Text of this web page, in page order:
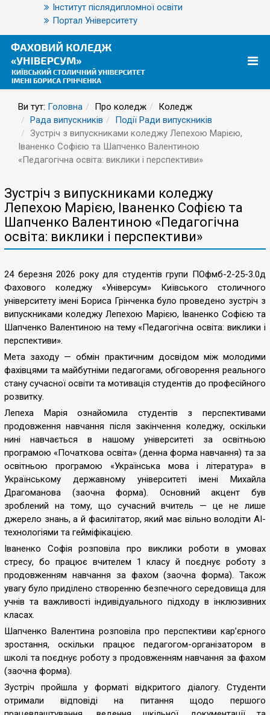
Інститут післядипломної освіти
Портал Університету
Ви тут: Головна Про коледж
Коледж
Рада випускників
Події Ради випускників
Зустріч з випускниками коледжу Лепехою Марією,
Іваненко Софією та Шапченко Валентиною
«Педагогічна освіта: виклики і перспективи»
Зустріч з випускниками коледжу
Лепехою Марією, Іваненко Софією та
Шапченко Валентиною «Педагогічна
освіта: виклики і перспективи»
24 березня 2026 року для студентів групи ПОфмб-2-25-3.0д
Фахового коледжу «Універсум» Київського столичного
університету імені Бориса Грінченка було проведено зустріч з
випускниками коледжу Лепехою Марією, Іваненко Софією та
Шапченко Валентиною на тему «Педагогічна освіта: виклики і
перспективи».
Мета заходу — обмін практичним досвідом між молодими
фахівцями та майбутніми педагогами, обговорення реального
стану сучасної освіти та мотивація студентів до професійного
розвитку.
Лепеха Марія ознайомила студентів з перспективами
продовження навчання після закінчення коледжу, оскільки
нині навчається в нашому університеті за освітньою
програмою «Початкова освіта» (денна форма навчання) та за
освітньою програмою «Українська мова і література» в
Українському державному університеті імені Михайла
Драгоманова (заочна форма). Основний акцент був
зроблений на тому, що сучасний вчитель — це не лише
джерело знань, а й фасилітатор, який має вільно володіти AI-
технологіями та гейміфікацією.
Іваненко Софія розповіла про виклики роботи в умовах
стресу, бо працює вчителем 1 класу й поєднує роботу з
продовженням навчання за фахом (заочна форма). Також
увагу було приділено створенню безпечного середовища для
учнів та важливості індивідуального підходу в інклюзивних
класах.
Шапченко Валентина розповіла про перспективи кар’єрного
зростання, оскільки працює педагогом-організатором в
школі та поєднує роботу з продовженням навчання за фахом
(заочна форма).
Зустріч пройшла у форматі відкритого діалогу. Студенти
отримали відповіді на питання щодо першого